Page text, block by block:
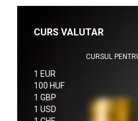
CURS VALUTAR
CURSUL
1 EUR
100 HUF
1 GBP
1 USD